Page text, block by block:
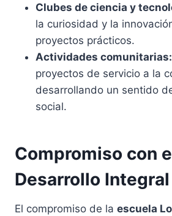
Clubes de ciencia y
la curiosidad y la
proyectos prácticos.
Actividades comunitarias:
proyectos de servicio a la
desarrollando un sentido
social.
Compromiso con
Desarrollo Integral
El compromiso de la escuela